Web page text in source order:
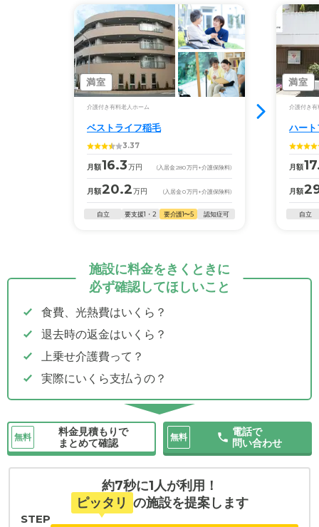
満室
介護付き有料老人ホーム
ベストライフ稲毛
3.37
月額16.3万円 (入居金280万円 +介護保険料)
月額20.2万円 (入居金0万円 +介護保険料)
自立 要支援1・2 要介護1〜5 認知症可
満室
介護付き有
ハー
月額
月額
自立
施設に料金をきくときに
必ず確認してほしいこと
食費、光熱費はいくら？
退去時の返金はいくら？
上乗せ介護費って？
実際にいくら支払うの？
無料
料金見積もりで
まとめて確認
無料
電話で
問い合わせ
約7秒に1人が利用！
ピッタリ の施設を提案します
STEP